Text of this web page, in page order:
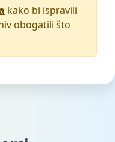
kako bi ispravili
obogatili što